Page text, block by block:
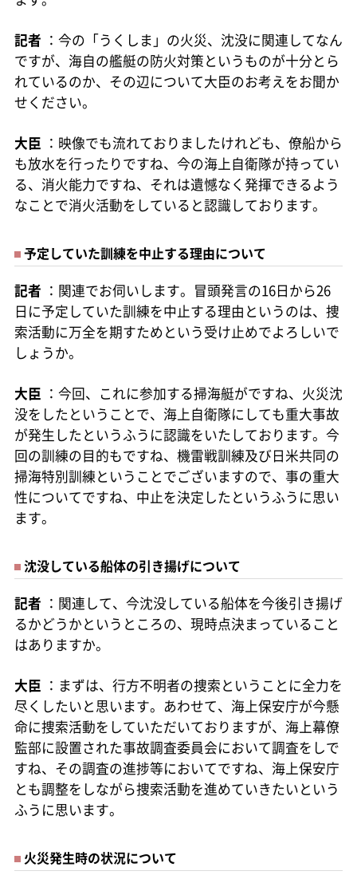
記者 ：今の「うくしま」の火災、沈没に関連してなん
ですが、海自の艦艇の防火対策というものが十分とら
れているのか、その辺について大臣のお考えをお聞か
せください。
大臣 ：映像でも流れておりましたけれども、僚船から
も放水を行ったりですね、今の海上自衛隊が持ってい
る、消火能力ですね、それは遺憾なく発揮できるよう
なことで消火活動をしていると認識しております。
予定していた訓練を中止する理由について
記者 ：関連でお伺いします。冒頭発言の16日から26
日に予定していた訓練を中止する理由というのは、捜
索活動に万全を期すためという受け止めでよろしいで
しょうか。
大臣 ：今回、これに参加する掃海艇がですね、火災沈
没をしたということで、海上自衛隊にしても重大事故
が発生したというふうに認識をいたしております。今
回の訓練の目的もですね、機雷戦訓練及び日米共同の
掃海特別訓練ということでございますので、事の重大
性についてですね、中止を決定したというふうに思い
ます。
沈没している船体の引き揚げについて
記者 ：関連して、今沈没している船体を今後引き揚げ
るかどうかというところの、現時点決まっていること
はありますか。
大臣 ：まずは、行方不明者の捜索ということに全力を
尽くしたいと思います。あわせて、海上保安庁が今懸
命に捜索活動をしていただいておりますが、海上幕僚
監部に設置された事故調査委員会において調査をしで
すね、その調査の進捗等においてですね、海上保安庁
とも調整をしながら捜索活動を進めていきたいという
ふうに思います。
火災発生時の状況について